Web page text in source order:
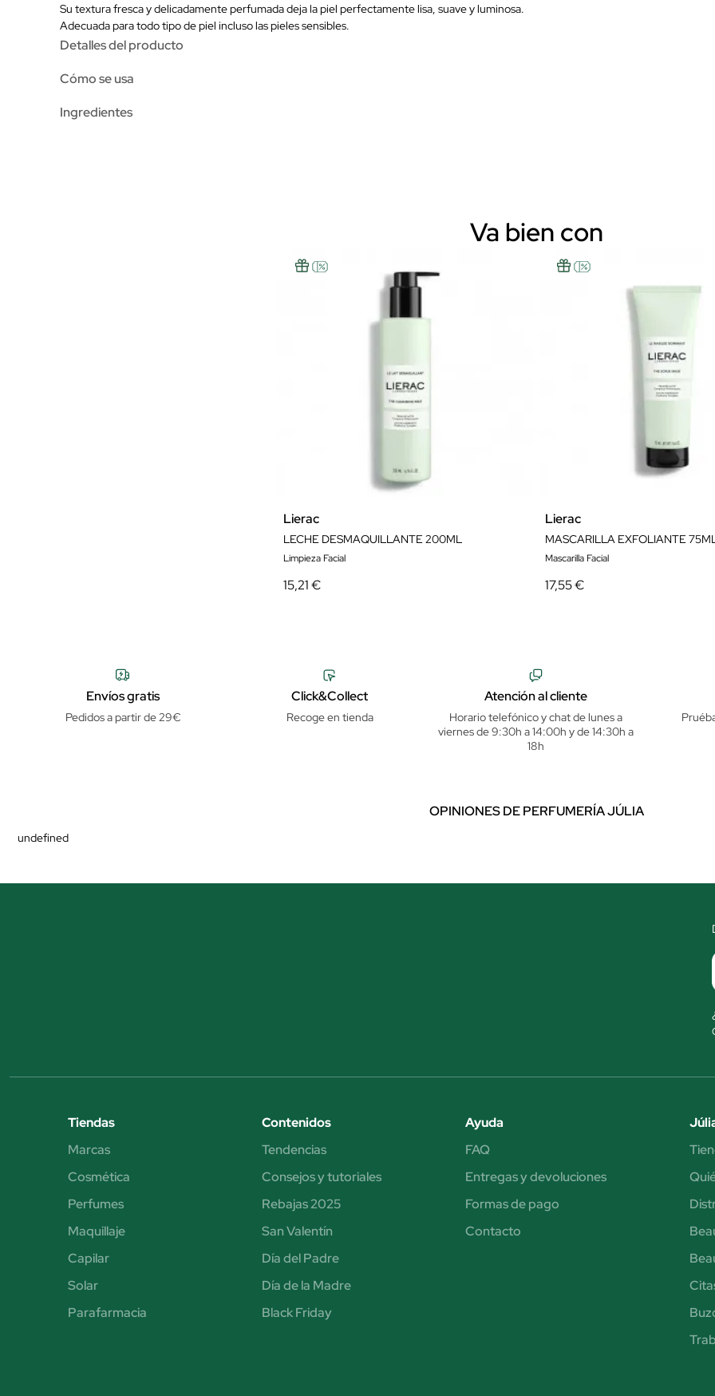
Su textura fresca y delicadamente perfumada deja la piel perfectamente lisa, suave y luminosa.
Adecuada para todo tipo de piel incluso las pieles sensibles.
Detalles del producto
Cómo se usa
Ingredientes
Va bien con
Lierac
LECHE DESMAQUILLANTE 200ML
Limpieza Facial
15,21 €
Lierac
MASCARILLA EXFOLIANTE
Mascarilla Facial
17,55 €
Envíos gratis
Pedidos a partir de 29€
Click&Collect
Recoge en tienda
Atención al cliente
Horario telefónico y chat de lunes a
viernes de 9:30h a 14:00h y de 14:30h a
18h
OPINIONES DE PERFUMERÍA JÚLIA
undefined
Tiendas
Marcas
Cosmética
Perfumes
Maquillaje
Capilar
Solar
Parafarmacia
Contenidos
Tendencias
Consejos y tutoriales
Rebajas 2025
San Valentín
Día del Padre
Día de la Madre
Black Friday
Ayuda
FAQ
Entregas y devoluciones
Formas de pago
Contacto